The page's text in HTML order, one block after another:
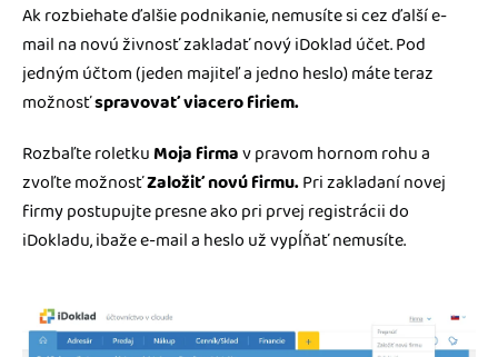
Ak rozbiehate ďalšie podnikanie, nemusíte si cez ďalší e-
mail na novú živnosť zakladať nový iDoklad účet. Pod
jedným účtom (jeden majiteľ a jedno heslo) máte teraz
možnosťspravovať viacero firiem.
Rozbaľte roletku Moja firmav pravom hornom rohu a
zvoľte možnosťZaložiť novú firmu.Pri zakladaní novej
firmy postupujte presne ako pri prvej registrácii do
iDokladu, ibaže e-mail a heslo už vypĺňať nemusíte.